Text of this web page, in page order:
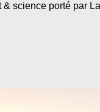
science porté par